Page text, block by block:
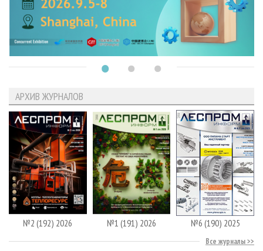
АРХИВ ЖУРНАЛОВ
№2 (192) 2026 №1 (191) 2026 №6 (190) 2025
Все журналы